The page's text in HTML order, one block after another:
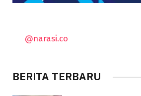
@narasi.co
BERITA TERBARU